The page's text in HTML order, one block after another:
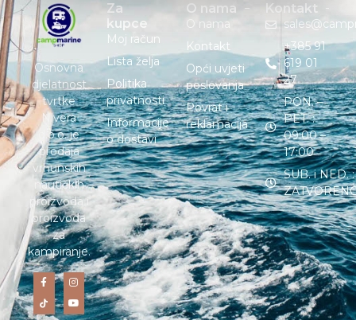
Osnovna
djelatnost
tvrtke
Nivera
d.o.o. je
prodaja
vrhunskih
nautičkih
proizvoda i
proizvoda
za
kampiranje.
Za
kupce
Moj račun
Lista želja
Politika
privatnosti
Informacije
o dostavi
O nama
O nama
Kontakt
Opći uvjeti
poslovanja
Povrat i
reklamacija
Kontakt
+385 91
619 01
27
PON. –
PET. :
09:00 –
17:00
SUB. i NED. :